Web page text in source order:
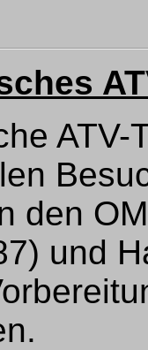
den
und